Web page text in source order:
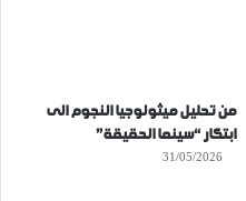
من تحليل ميثولوجيا النجوم الى
ابتكار “سينما الحقيقة”
31/05/2026